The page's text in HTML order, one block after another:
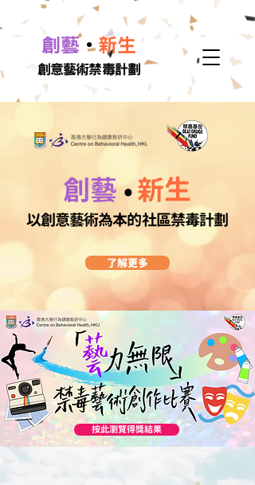
創藝 • 新生
創意藝術禁毒計劃
創藝•新生
以創意藝術為本的社區禁毒計劃
了解更多
按此瀏覽得獎結果